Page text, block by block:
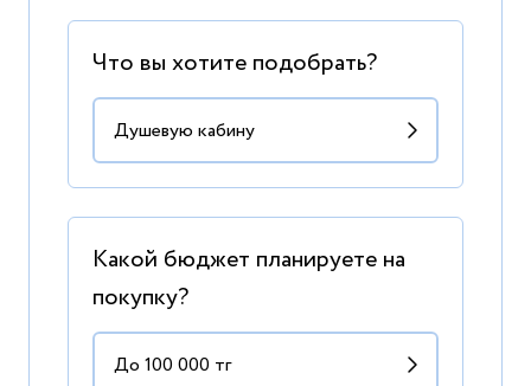
Что вы хотите подобрать?
Какой бюджет планируете на
покупку?